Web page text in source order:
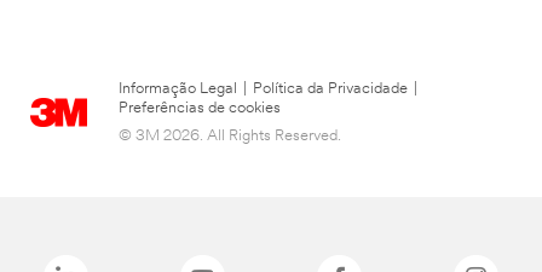
Informação Legal Política da Privacidade
Preferências de cookies
© 3M 2026. All Rights Reserved.